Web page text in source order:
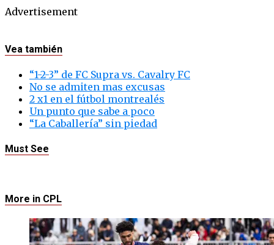
Advertisement
Vea también
“1-2-3” de FC Supra vs. Cavalry FC
No se admiten mas excusas
2 x1 en el fútbol montrealés
Un punto que sabe a poco
“La Caballería” sin piedad
Must See
More in CPL